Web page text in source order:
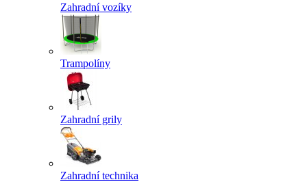
Zahradní vozíky
Trampolíny
Zahradní grily
Zahradní technika